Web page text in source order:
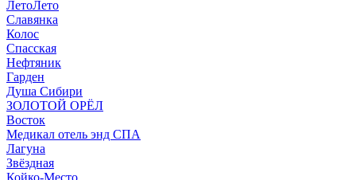
ЛетоЛето
Славянка
Колос
Спасская
Нефтяник
Гарден
Душа Сибири
ЗОЛОТОЙ ОРЁЛ
Восток
Медикал отель энд СПА
Лагуна
Звёздная
Койко-Место